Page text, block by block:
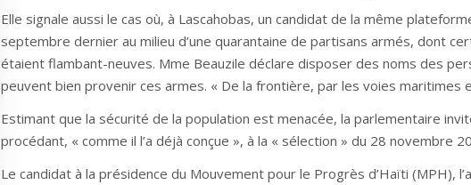
Elle signale aussi le cas où, à Lascahobas, un candidat de la même
septembre dernier au milieu d’une quarantaine de partisans armés, dont
étaient flambant-neuves. Mme Beauzile déclare disposer des noms des
peuvent bien provenir ces armes. « De la frontière, par les voies maritimes
Estimant que la sécurité de la population est menacée, la parlementaire
procédant, « comme il l’a déjà conçue », à la « sélection » du 28 novembre
Le candidat à la présidence du Mouvement pour le Progrès d’Haïti (MPH),